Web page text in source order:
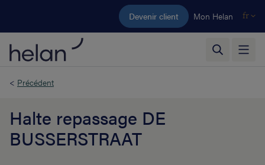
Aller au contenu principal
Devenir client Mon Helan fr
< Précédent
Halte repassage DE
BUSSERSTRAAT